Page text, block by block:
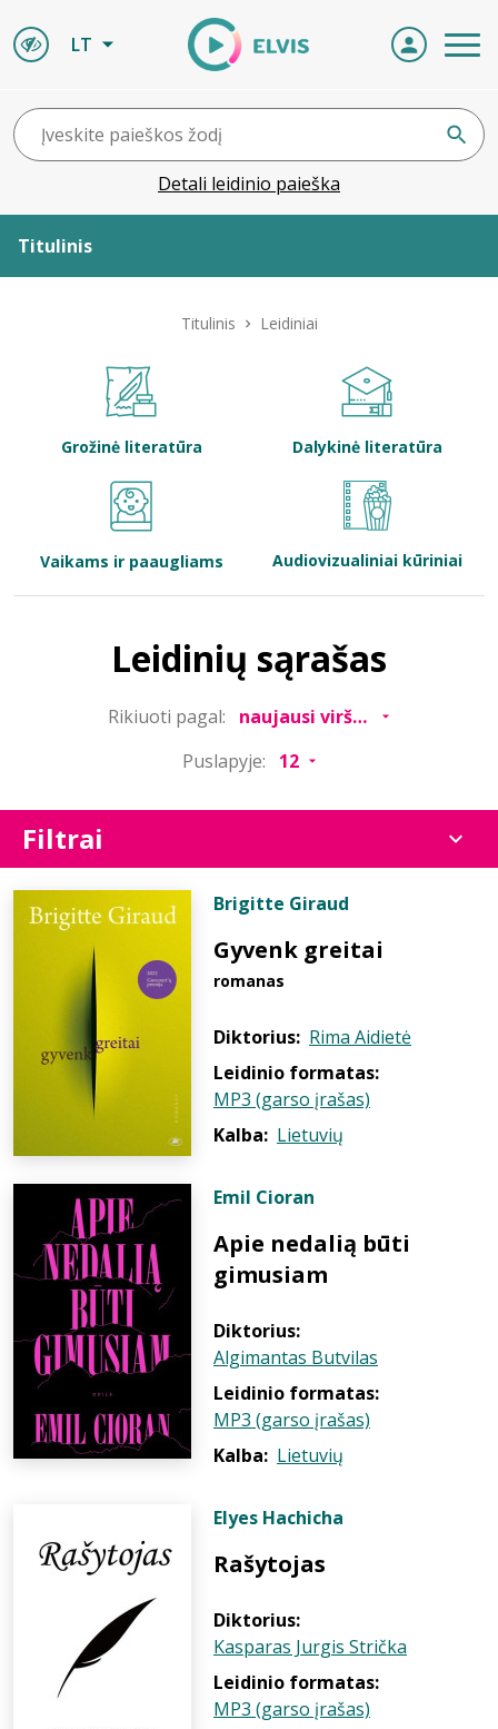
LT
Detali leidinio paieška
Titulinis
Bibliotekoms
Titulinis Leidiniai
Grožinė literatūra Dalykinė literatūra
Vaikams ir paaugliams Audiovizualiniai kūriniai
Leidinių sąrašas
Rikiuoti pagal:
Puslapyje:
Filtrai
Brigitte Giraud
Gyvenk greitai
romanas
Diktorius: Rima Aidietė
Leidinio formatas:
MP3 (garso įrašas)
Kalba: Lietuvių
Emil Cioran
Apie nedalią būti
gimusiam
Diktorius:
Algimantas Butvilas
Leidinio formatas:
MP3 (garso įrašas)
Kalba: Lietuvių
Elyes Hachicha
Rašytojas
Diktorius:
Kasparas Jurgis Strička
Leidinio formatas:
MP3 (garso įrašas)